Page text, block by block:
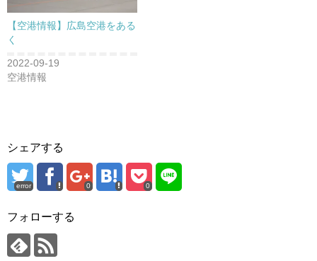
【空港情報】広島空港をある
く
2022-09-19
空港情報
シェアする
error 0 0
フォローする